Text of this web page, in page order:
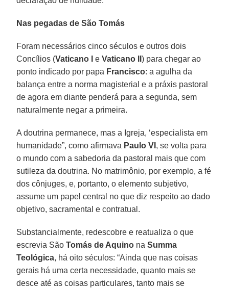
Nas pegadas de São Tomás
Foram necessários cinco séculos e outros dois
Concílios (Vaticano I eVaticano II) para chegar ao
ponto indicado por papa Francisco: a agulha da
balança entre a norma magisterial e a práxis pastoral
de agora em diante penderá para a segunda, sem
naturalmente negar a primeira.
A doutrina permanece, mas a Igreja, ‘especialista em
humanidade”, como afirmava Paulo VI , se volta para
o mundo com a sabedoria da pastoral mais que com
sutileza da doutrina. No matrimônio, por exemplo, a fé
dos cônjuges, e, portanto, o elemento subjetivo,
assume um papel central no que diz respeito ao dado
objetivo, sacramental e contratual.
Substancialmente, redescobre e reatualiza o que
escrevia SãoTomás de Aquino naSumma
Teológica, há oito séculos: “Ainda que nas coisas
gerais há uma certa necessidade, quanto mais se
desce até as coisas particulares, tanto mais se